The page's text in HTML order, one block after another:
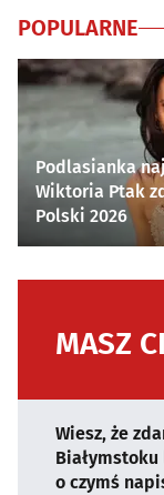
POPULARNE
Podlasianka
Wiktoria Ptak
Polski 2026
MASZ
Wiesz, że
o czymś